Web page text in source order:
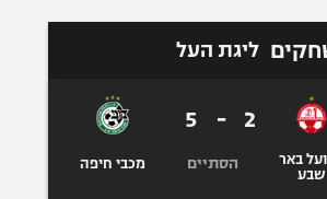
ליגת העל
באר
שבע
2
-
5
הסתיים מכבי חיפה